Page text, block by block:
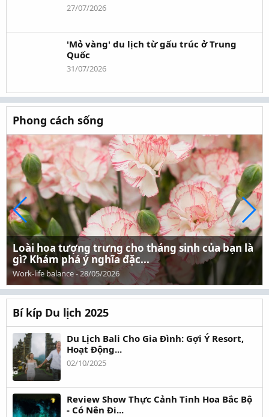
27/07/2026
'Mỏ vàng' du lịch từ gấu trúc ở Trung
Quốc
31/07/2026
Phong cách sống
Loài hoa tượng trưng cho tháng sinh của bạn là
gì? Khám phá ý nghĩa đặc...
Work-life balance-28/05/2026
Bí kíp Du lịch 2025
Du Lịch Bali Cho Gia Đình: Gợi Ý Resort,
Hoạt Động...
02/10/2025
Review Show Thực Cảnh Tinh Hoa Bắc Bộ
- Có Nên Đi...